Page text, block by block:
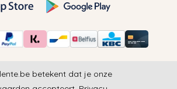
betekent dat je onze